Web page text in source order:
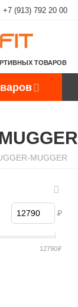
+7 (913) 792 20 00
ТОВАРОВ
MUGGER
₽
12790₽